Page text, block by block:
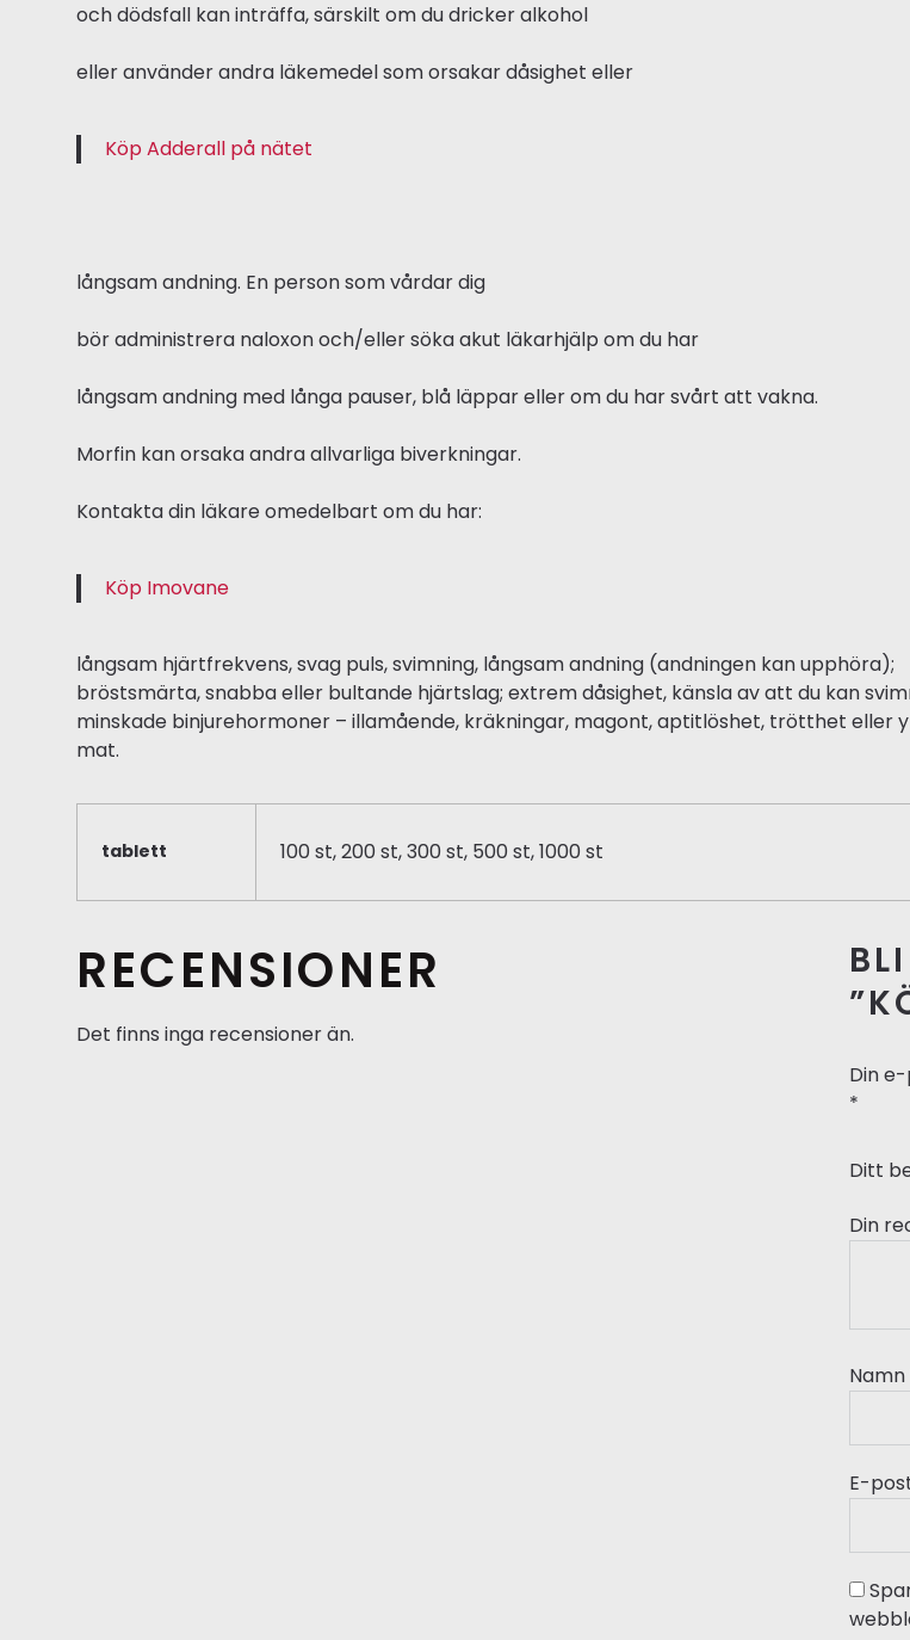
och dödsfall kan inträffa, särskilt om du dricker alkohol
eller använder andra läkemedel som orsakar dåsighet eller
Köp Adderall på nätet
långsam andning. En person som vårdar dig
bör administrera naloxon och/eller söka akut läkarhjälp om du har
långsam andning med långa pauser, blå läppar eller om du har svårt att vakna.
Morfin kan orsaka andra allvarliga biverkningar.
Kontakta din läkare omedelbart om du har:
Köp Imovane
långsam hjärtfrekvens, svag puls, svimning, långsam andning (andningen kan upphöra);
bröstsmärta, snabba eller bultande hjärtslag; extrem dåsighet, känsla av att du kan
minskade binjurehormoner – illamående, kräkningar, magont, aptitlöshet, trötthet eller
mat.
tablett 100 st, 200 st, 300 st, 500 st, 1000 st
RECENSIONER
Det finns inga recensioner än.
Din
*
Ditt
Din
Namn
E-